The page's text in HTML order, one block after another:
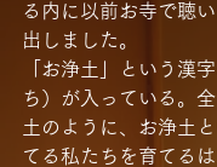
る内に以前お寺で聴
出しました。
「お浄土」という漢
ち）が入っている。
土のように、お浄土
てる私たちを育てる